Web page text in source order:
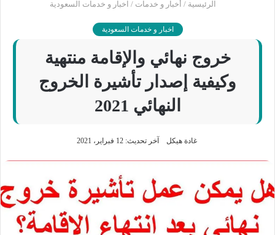
الرئيسية / أخبار و خدمات / اخبار و خدمات السعودية
اخبار و خدمات السعودية
خروج نهائي والإقامة منتهية
وكيفية إصدار تأشيرة الخروج
النهائي 2021
غادة هيكل آخر تحديث: 12 فبراير، 2021